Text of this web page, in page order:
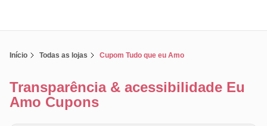
Início Todas as lojas Cupom Tudo que eu Amo
Transparência & acessibilidade Eu
Amo Cupons